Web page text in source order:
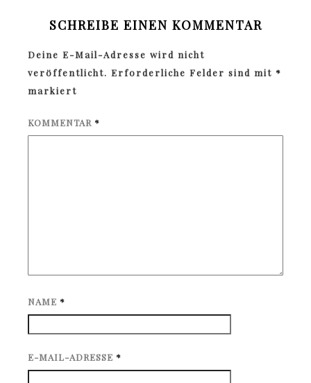
SCHREIBE EINEN KOMMENTAR
Deine E-Mail-Adresse wird nicht
veröffentlicht. Erforderliche Felder sind mit *
markiert
KOMMENTAR *
NAME *
E-MAIL-ADRESSE *